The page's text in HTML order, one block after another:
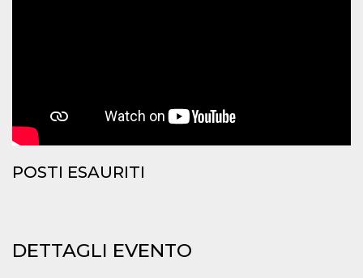
POSTI ESAURITI
DETTAGLI EVENTO
visitatori. È
Storage declaration